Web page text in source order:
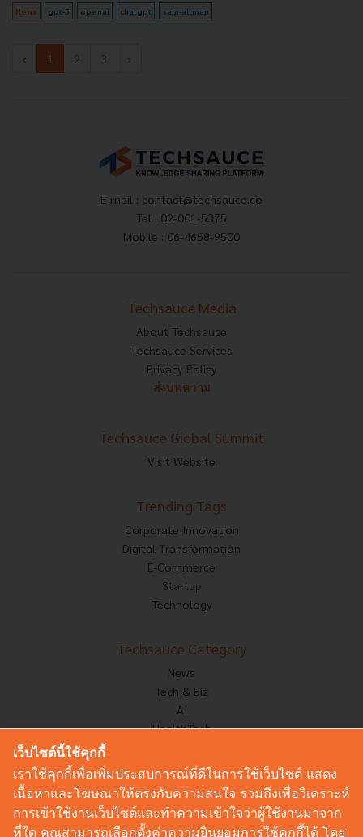
News gpt-5 openai chatgpt sam-altman
‹ 1 2 3 ›
E-mail : contact@techsauce.co
Tel : 02-001-5375
Mobile : 06-4658-9500
Techsauce Media
About Techsauce
Techsauce Services
Privacy Policy
ส่งบทความ
Techsauce Global Summit
Visit Website
Trending Tags
Corporate Innovation
Digital Transformation
E-Commerce
Startup
Technology
Techsauce Category
News
Tech & Biz
AI
HealthTech
Corp Innov
Saucy Thoughts
Based On
Sustainable
เว็บไซต์นี้ใช้คุกกี้
เราใช้คุกกี้เพื่อเพิ่มประสบการณ์ที่ดีในการใช้เว็บไซต์ แสดง
เนื้อหาและโฆษณาให้ตรงกับความสนใจ รวมถึงเพื่อวิเคราะห์
การเข้าใช้งานเว็บไซต์และทำความเข้าใจว่าผู้ใช้งานมาจาก
ที่ใด คุณสามารถเลือกตั้งค่าความยินยอมการใช้คุกกี้ได้ โดย